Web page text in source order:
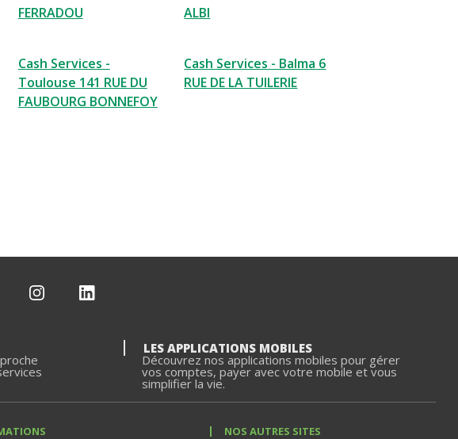
FERRADOU
ALBI
Cash Services -
Toulouse 141 RUE DU
FAUBOURG BONNEFOY
Cash Services - Balma 6
RUE DE LA TUILERIE
LES APPLICATIONS MOBILES
Découvrez nos applications mobiles pour gérer
vos comptes, payer avec votre mobile et vous
simplifier la vie.
NOS AUTRES SITES